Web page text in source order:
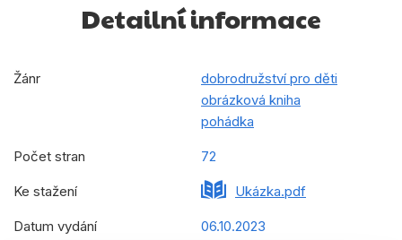
Detailní informace
Žánr
dobrodružství pro děti
obrázková kniha
pohádka
Počet stran 72
Ke stažení Ukázka.pdf
Datum vydání 06.10.2023